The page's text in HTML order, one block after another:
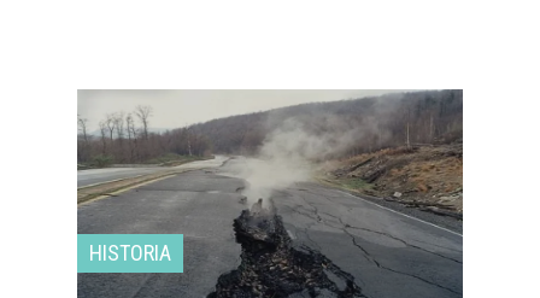
HISTORIA